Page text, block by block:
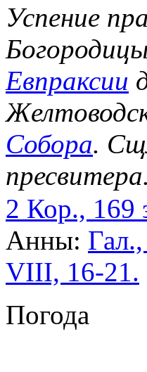
Успение
Евпраксии
Собора.
2 Кор., 169
Анны:
VIII, 16-21.
Погода